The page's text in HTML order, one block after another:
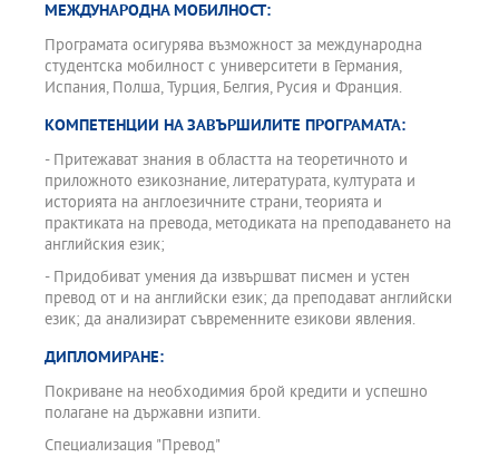
МЕЖДУНАРОДНА МОБИЛНОСТ:
Програмата осигурява възможност за международна
студентска мобилност с университети в Германия,
Испания, Полша, Турция, Белгия, Русия и Франция.
КОМПЕТЕНЦИИ НА ЗАВЪРШИЛИТЕ ПРОГРАМАТА:
- Притежават знания в областта на теоретичното и
приложното езикознание, литературата, културата и
историята на англоезичните страни, теорията и
практиката на превода, методиката на преподаването на
английския език;
- Придобиват умения да извършват писмен и устен
превод от и на английски език; да преподават английски
език; да анализират съвременните езикови явления.
ДИПЛОМИРАНЕ:
Покриване на необходимия брой кредити и успешно
полагане на държавни изпити.
Специализация "Превод"